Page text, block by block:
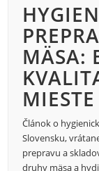
MÄSA:
MIESTE
Článok o
Slovensku,
prepravu a
druhy mäsa a